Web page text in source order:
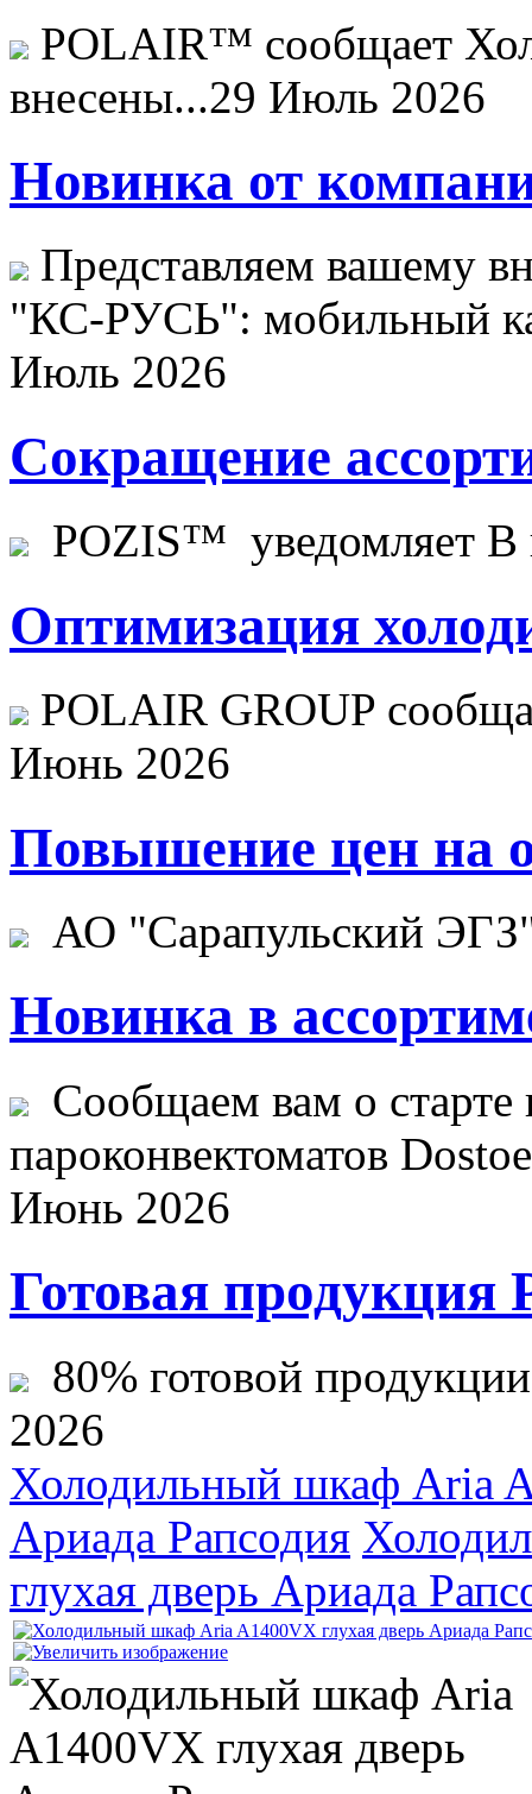
POLAIR™ сообщает
внесены...29 Июль 2026
Новинка от
Представляем вашему
"КС-РУСЬ": мобильный
Июль 2026
Сокращение
POZIS™ уведомляет В
Оптимизация
POLAIR GROUP
Июнь 2026
Повышение цен на
АО "Сарапульский
Новинка в
Сообщаем вам о старте
пароконвектоматов
Июнь 2026
Готовая продукция
80% готовой
2026
Холодильный шкаф Aria
Ариада Рапсодия
глухая дверь Ариада